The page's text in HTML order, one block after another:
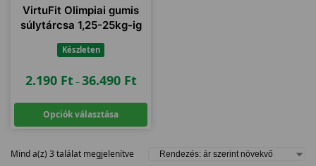
VirtuFit Olimpiai gumis
súlytárcsa 1,25-25kg-ig
Készleten
2.190 Ft – 36.490 Ft
Opciók választása
Mind a(z) 3 találat megjelenítve